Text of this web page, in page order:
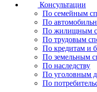
Консультации
По семейным
По
По жилищным
По трудовым
По кредитам и
По земельным
По наследству
По уголовным
По